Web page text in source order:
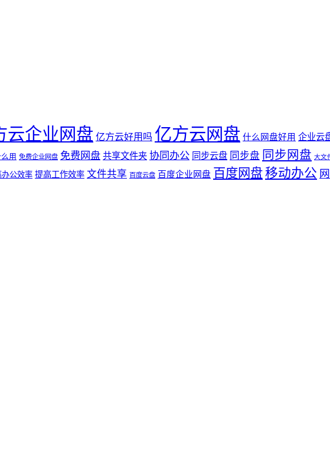
云企业网盘 亿方云好用吗 亿方云网盘 什么网盘好用 企业云
用 免费企业网盘 免费网盘 共享文件夹 协同办公 同步云盘 同步盘 同步网盘 大文
办公效率 提高工作效率 文件共享 百度云盘 百度企业网盘 百度网盘 移动办公